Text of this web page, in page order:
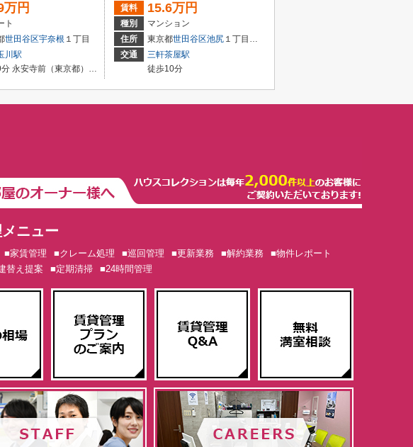
万円
ト
世田谷区宇奈根 １丁目
川駅
永安寺前（東京都） 停歩7分
賃料 15.6万円
種別
マンション
住所
東京都世田谷区池尻 １丁目１０-３
交通
三軒茶屋駅
徒歩10分
ニュー
■家賃管理 ■クレーム処理 ■巡回管理 ■更新業務 ■解約業務
■物件レポート
替え提案
■定期清掃 ■24時間管理